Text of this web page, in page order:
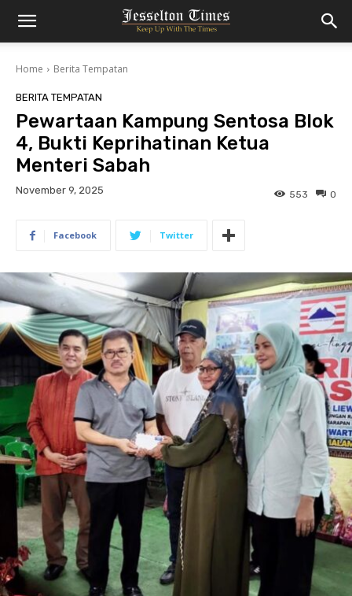
Home Berita Tempatan
BERITA TEMPATAN
Pewartaan Kampung Sentosa Blok
4, Bukti Keprihatinan Ketua
Menteri Sabah
November 9, 2025 0
553
Facebook Twitter